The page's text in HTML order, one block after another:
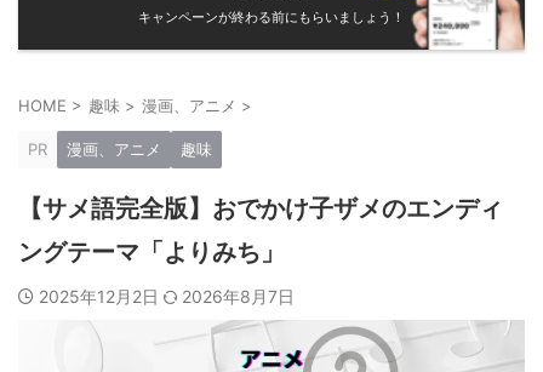
キャンペーンが終わる前にもらいましょう！
HOME > 趣味 > 漫画、アニメ >
PR 漫画、アニメ 趣味
【サメ語完全版】おでかけ子ザメのエンディ
ングテーマ「よりみち」
2025年12月2日 2026年8月7日